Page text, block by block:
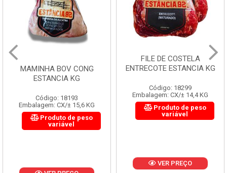
MAMINHA BOV CONG
ESTANCIA KG
Código: 18193
Embalagem: CX/± 15,6 KG
Produto de peso
variável
FILE DE COSTELA
ENTRECOTE ESTANCIA KG
Código: 18299
Embalagem: CX/± 14,4 KG
Produto de peso
variável
VER PREÇO